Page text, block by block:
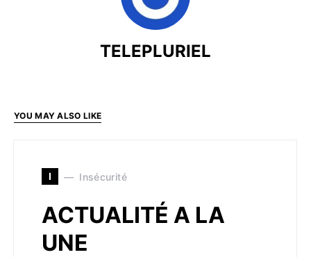
TELEPLURIEL
YOU MAY ALSO LIKE
I Insécurité
ACTUALITÉ A LA
UNE